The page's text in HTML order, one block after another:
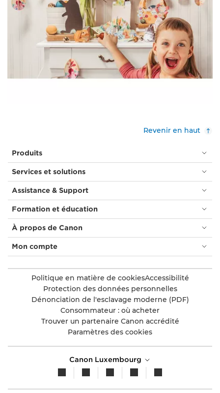
Revenir en haut
Produits
Services et solutions
Assistance & Support
Formation et éducation
À propos de Canon
Mon compte
Politique en matière de cookiesAccessibilité
Protection des données personnelles
Dénonciation de l'esclavage moderne (PDF)
Consommateur : où acheter
Trouver un partenaire Canon accrédité
Paramètres des cookies
Canon Luxembourg